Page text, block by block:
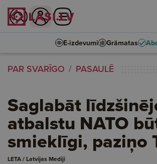
E-izdevumi Grāmatas
PAR SVARĪGO PASAULĒ
Saglabāt
atbalstu NATO
smieklīgi, paziņo
LETA / Latvijas Mediji